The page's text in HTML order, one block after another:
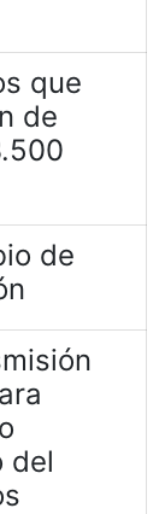
que
de
de
del